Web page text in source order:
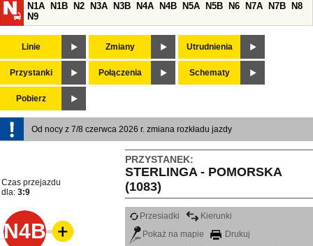
N1A
N1B N2 N3A N3B N4A N4B N5A N5B N6 N7A N7B
N8
N9
Linie Zmiany Utrudnienia
Przystanki Połączenia Schematy
Pobierz
Od nocy z 7/8 czerwca 2026 r. zmiana rozkładu jazdy
PRZYSTANEK:
STERLINGA - POMORSKA
(1083)
Czas przejazdu
dla: 3:9
N4B
Przesiadki
Kierunki
Pokaż na mapie
Drukuj